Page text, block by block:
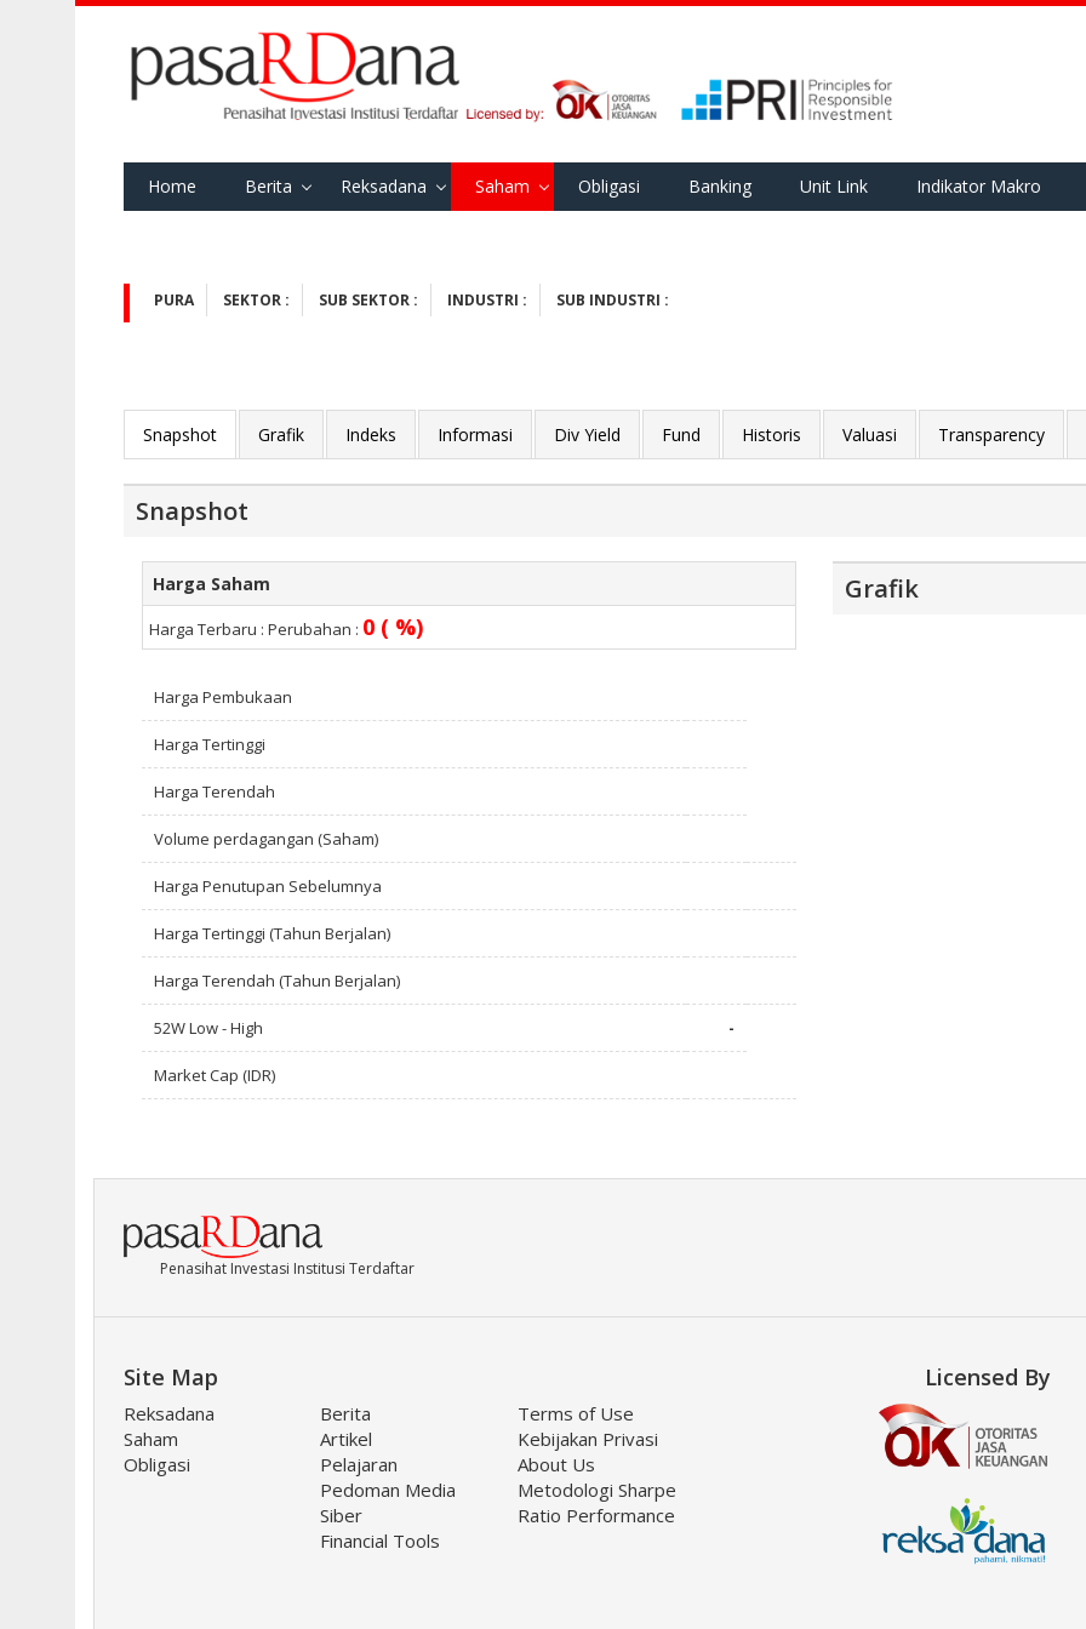
Home Berita Reksadana Saham Obligasi Banking Unit Link Indikator Makro
PURA SEKTOR : SUB SEKTOR : INDUSTRI : SUB INDUSTRI :
Snapshot Grafik Indeks Informasi Div Yield Fund Historis Valuasi Transparency
Snapshot
Harga Saham
Harga Terbaru : Perubahan : 0 ( %)
Harga Pembukaan
Harga Tertinggi
Harga Terendah
Volume perdagangan (Saham)
Harga Penutupan Sebelumnya
Harga Tertinggi (Tahun Berjalan)
Harga Terendah (Tahun Berjalan)
52W Low - High -
Market Cap (IDR)
Grafik
Penasihat Investasi Institusi Terdaftar
Site Map
Reksadana
Saham
Obligasi
Berita
Artikel
Pelajaran
Pedoman Media
Siber
Financial Tools
Terms of Use
Kebijakan Privasi
About Us
Metodologi Sharpe
Ratio Performance
Licensed By